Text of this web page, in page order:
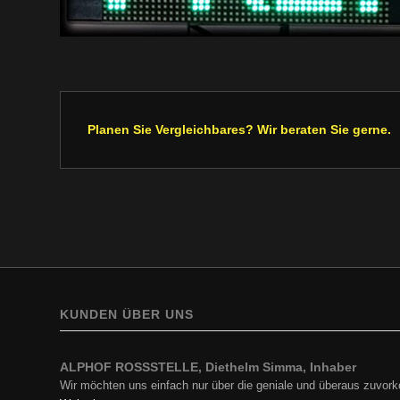
Planen Sie Vergleichbares? Wir beraten Sie gerne.
KUNDEN ÜBER UNS
ALPHOF ROSSSTELLE, Diethelm Simma, Inhaber
Wir möchten uns einfach nur über die geniale und überaus
BP Europe SE, Zweigniederlassung BP Austria, Ing.
Ich darf mich in Erinnerung rufen und zu aller erst für die…